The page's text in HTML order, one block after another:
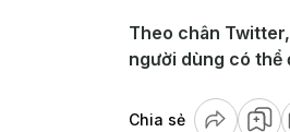
Theo chân
người dùng có thể
Chia sẻ